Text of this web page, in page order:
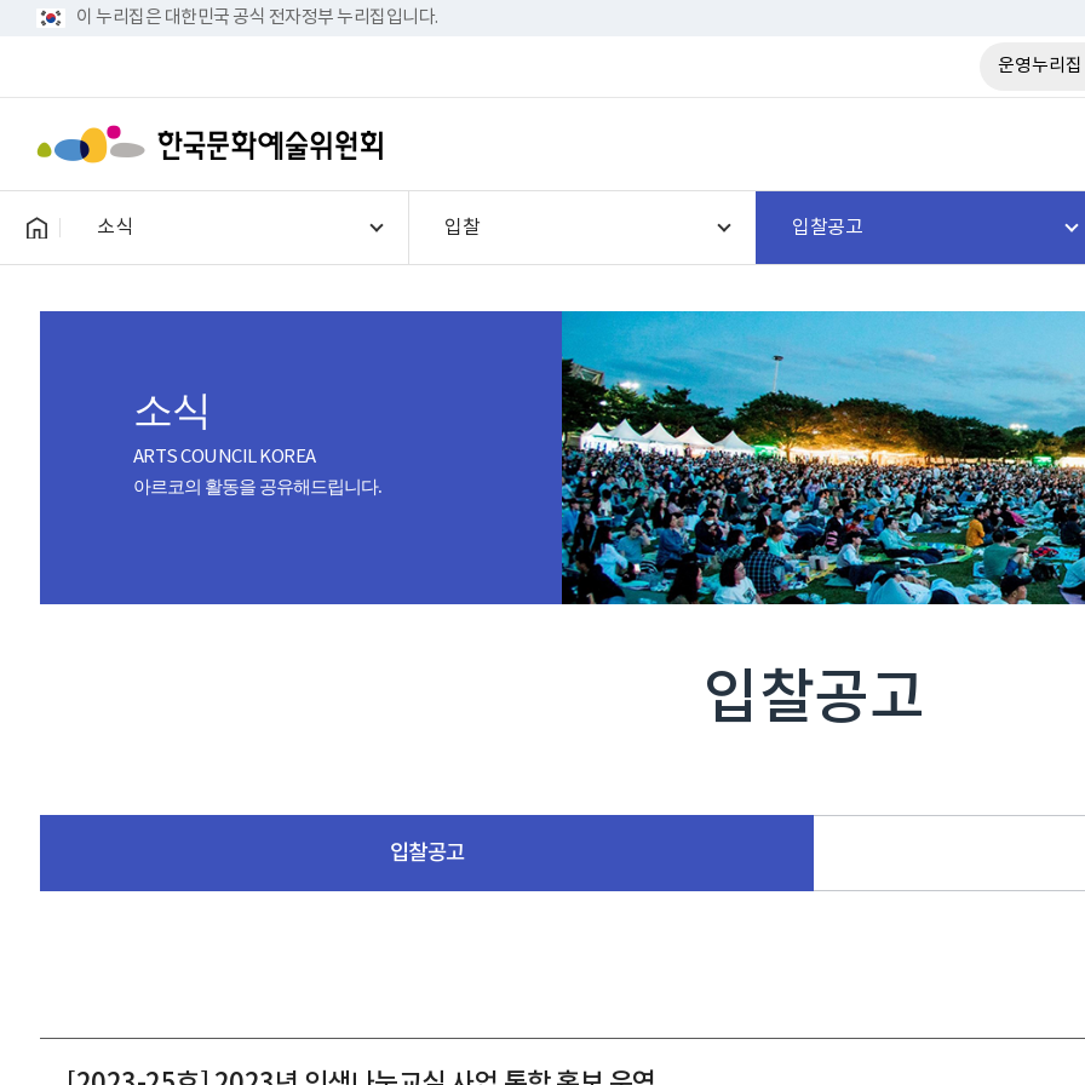
이 누리집은 대한민국 공식 전자정부 누리집입니다.
운영누리집
소식 입찰 입찰공고
소식
ARTS COUNCIL KOREA
아르코의 활동을 공유해드립니다.
입찰공고
입찰공고